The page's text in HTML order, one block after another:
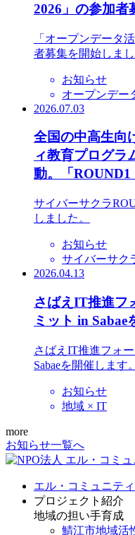
2026」の参加者
「オープンデータ
者募集を開始しまし
お知らせ
オープンデー
2026.07.03
全国の中高生向
ィ教育プログラ
動。「ROUND1
サイバーサクラ
しました。
お知らせ
サイバーサク
2026.04.13
さばえIT推進フ
ミット in Sabae
さばえIT推進フォ
Sabaeを開催します。
お知らせ
地域 × IT
more
お知らせ一覧へ
エル・コミュニテ
プロジェクト紹介
地域の担い手育成
鯖江市地域活